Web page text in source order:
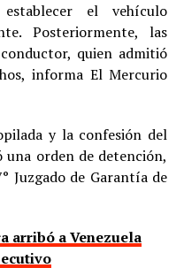
el vehículo
Posteriormente, las
quien admitió
informa El Mercurio
y la confesión del
una orden de detención,
Juzgado de Garantía de
arribó a Venezuela